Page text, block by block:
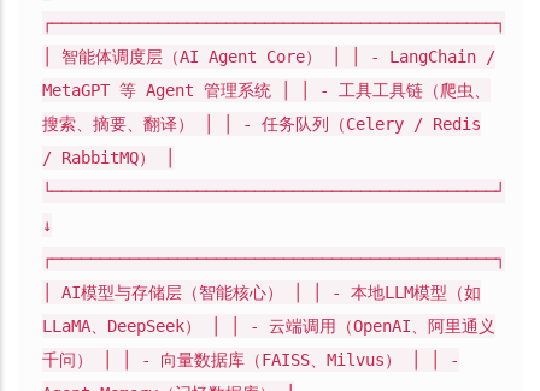
┌──────────────────────────────────────────────┐
│ 智能体调度层（AI Agent Core） │ │ - LangChain /
MetaGPT 等 Agent 管理系统 │ │ - 工具工具链（爬虫、
搜索、摘要、翻译） │ │ - 任务队列（Celery / Redis
/ RabbitMQ） │
└──────────────────────────────────────────────┘
↓
┌──────────────────────────────────────────────┐
│ AI模型与存储层（智能核心） │ │ - 本地LLM模型（如
LLaMA、DeepSeek） │ │ - 云端调用（OpenAI、阿里通义
千问） │ │ - 向量数据库（FAISS、Milvus） │ │ -